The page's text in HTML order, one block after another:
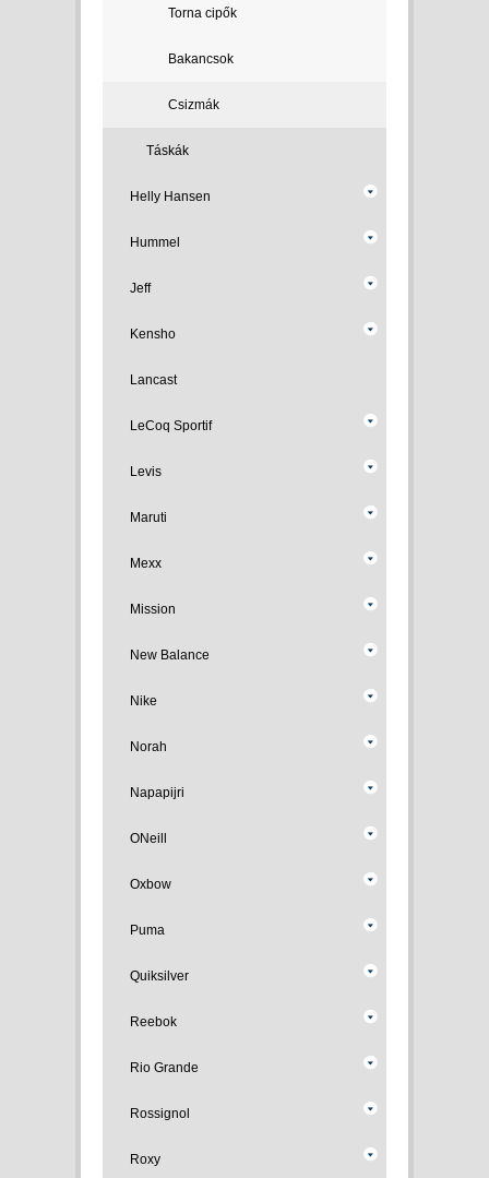
Torna cipők
Bakancsok
Csizmák
Táskák
Helly Hansen
Hummel
Jeff
Kensho
Lancast
LeCoq Sportif
Levis
Maruti
Mexx
Mission
New Balance
Nike
Norah
Napapijri
ONeill
Oxbow
Puma
Quiksilver
Reebok
Rio Grande
Rossignol
Roxy